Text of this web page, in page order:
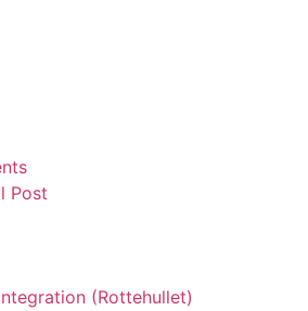
Post
(Rottehullet)